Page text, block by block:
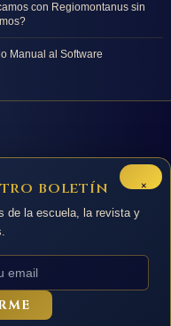
con Regiomontanus sin
Manual al Software
×
boletín
de la escuela, la revista y